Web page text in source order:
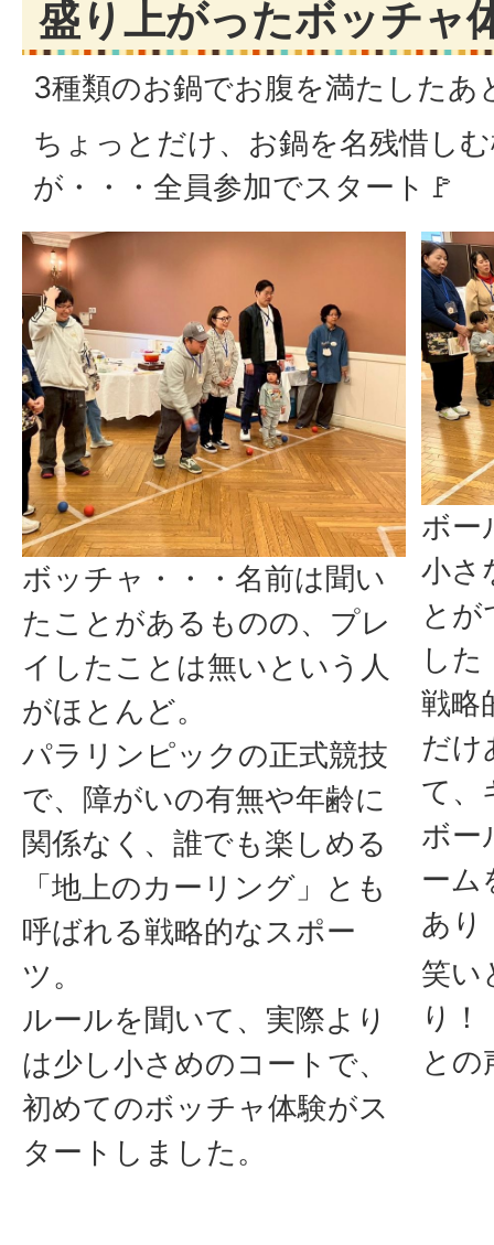
盛り上がったボッチャ
3種類のお鍋でお腹を満たしたあ
ちょっとだけ、お鍋を名残惜し
が・・・全員参加でスタート🚩
ボッチャ・・・名前は聞い
たことがあるものの、プレ
イしたことは無いという人
がほとんど。
パラリンピックの正式競技
で、障がいの有無や年齢に
関係なく、誰でも楽しめる
「地上のカーリング」とも
呼ばれる戦略的なスポー
ツ。
ルールを聞いて、実際より
は少し小さめのコートで、
初めてのボッチャ体験がス
タートしました。
ボー
小さ
とが
した
戦略
だけ
て、
ボー
ーム
あり
笑い
り
との